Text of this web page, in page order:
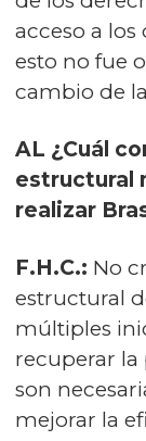
acceso a los
esto no fue
cambio de
AL ¿Cuál
estructural
realizar
F.H.C.: No
estructural
múltiples
recuperar
son
mejorar la